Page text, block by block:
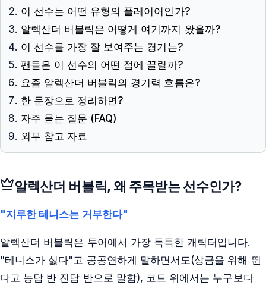
이 선수는 어떤 유형의 플레이어인가?
알렉산더 버블릭은 어떻게 여기까지 왔을까?
이 선수를 가장 잘 보여주는 경기는?
팬들은 이 선수의 어떤 점에 끌릴까?
요즘 알렉산더 버블릭의 경기력 흐름은?
한 문장으로 정리하면?
자주 묻는 질문 (FAQ)
외부 참고 자료
알렉산더 버블릭, 왜 주목받는 선수인가?
"지루한 테니스는 거부한다"
알렉산더 버블릭은 투어에서 가장 독특한 캐릭터입니다.
"테니스가 싫다"고 공공연하게 말하면서도(상금을 위해 뛴
다고 농담 반 진담 반으로 말함), 코트 위에서는 누구보다